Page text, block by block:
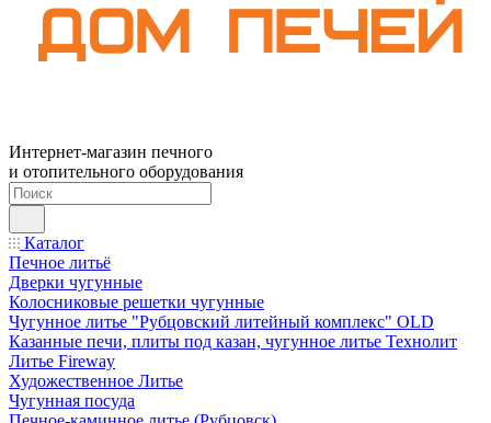
Интернет-магазин печного
и отопительного оборудования
Каталог
Печное литьё
Дверки чугунные
Колосниковые решетки чугунные
Чугунное литье "Рубцовский литейный комплекс" OLD
Казанные печи, плиты под казан, чугунное литье Технолит
Литье Fireway
Художественное Литье
Чугунная посуда